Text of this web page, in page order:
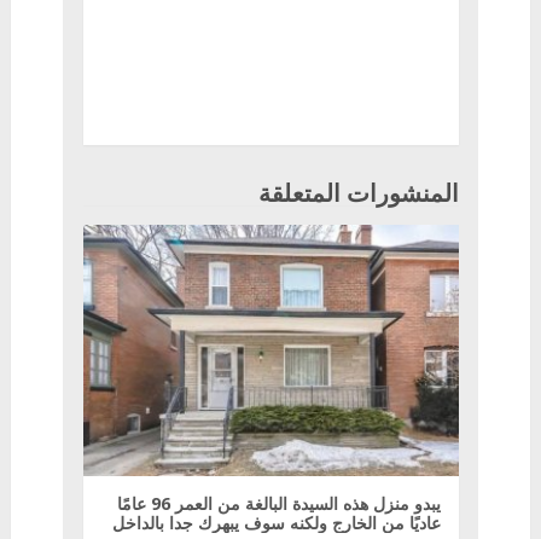
المنشورات المتعلقة
يبدو منزل هذه السيدة البالغة من العمر 96 عامًا
عاديًا من الخارج ولكنه سوف يبهرك جدا بالداخل